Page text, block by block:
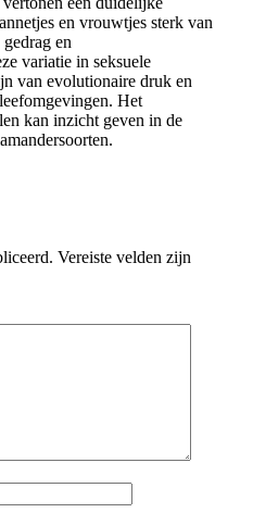
en vrouwtjes sterk van
en
variatie in seksuele
van evolutionaire druk en
Het
kan inzicht geven in de
Vereiste velden zijn